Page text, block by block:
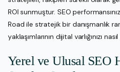
ROI sunmuştur. SEO
Road ile stratejik bir danışmanlık
yaklaşımlarının dijital varlığınızı
Yerel ve Ulusal SEO